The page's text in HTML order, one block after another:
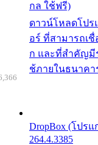
กล ใช้ฟรี)
ดาวน์โหลดโปร
อร์ ที่สามารถเ
ก และที่สำคัญมี
ช้ภายในธนาคา
DropBox (โปร
264.4.3385